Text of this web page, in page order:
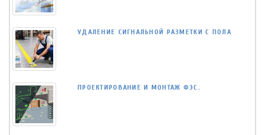
УДАЛЕНИЕ СИГНАЛЬНОЙ РАЗМЕТКИ С ПОЛА
ПРОЕКТИРОВАНИЕ И МОНТАЖ ФЭС.